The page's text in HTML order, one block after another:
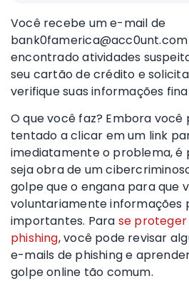
Você recebe um e-mail de
encontrado atividades
seu cartão de crédito e
verifique suas informações
O que você faz? Embora você
tentado a clicar em um link
imediatamente o problema, é
seja obra de um
golpe que o engana para que
voluntariamente informações
importantes. Para se
phishing, você pode revisar
e-mails de phishing e
golpe online tão comum.